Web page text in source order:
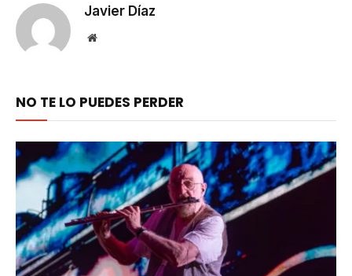
Javier Díaz
Website
NO TE LO PUEDES PERDER